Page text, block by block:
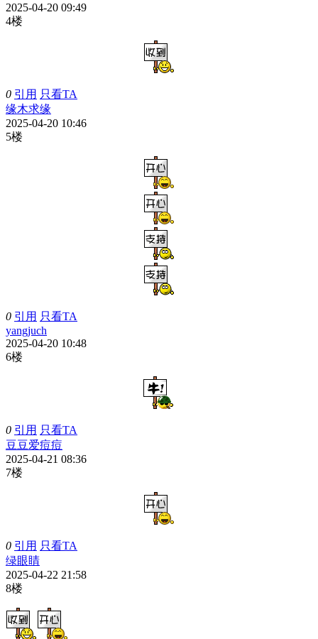
2025-04-20 09:49
4楼
0 引用 只看TA
缘木求缘
2025-04-20 10:46
5楼
0 引用 只看TA
yangjuch
2025-04-20 10:48
6楼
0 引用 只看TA
豆豆爱痘痘
2025-04-21 08:36
7楼
0 引用 只看TA
绿眼睛
2025-04-22 21:58
8楼